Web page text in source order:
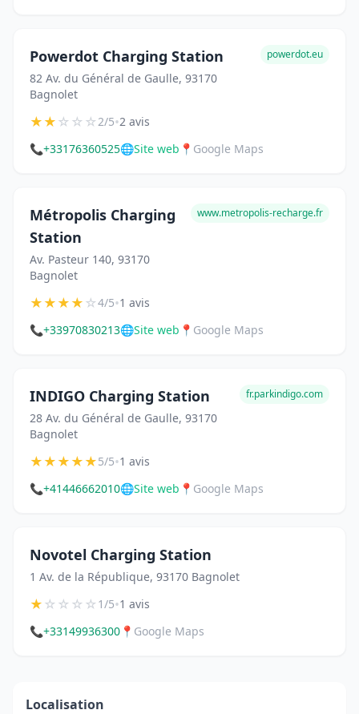
Powerdot Charging Station
82 Av. du Général de Gaulle, 93170
Bagnolet
powerdot.eu
★★☆☆☆2/5•2 avis
📞+33176360525🌐Site web 📍 Google Maps
Métropolis Charging
Station
Av. Pasteur 140, 93170
Bagnolet
www.metropolis-recharge.fr
★★★★☆4/5•1 avis
📞+33970830213🌐Site web 📍 Google Maps
INDIGO Charging Station
28 Av. du Général de Gaulle, 93170
Bagnolet
fr.parkindigo.com
★★★★★5/5•1 avis
📞+41446662010🌐Site web 📍 Google Maps
Novotel Charging Station
1 Av. de la République, 93170 Bagnolet
★☆☆☆☆1/5•1 avis
📞+33149936300 📍 Google Maps
Localisation